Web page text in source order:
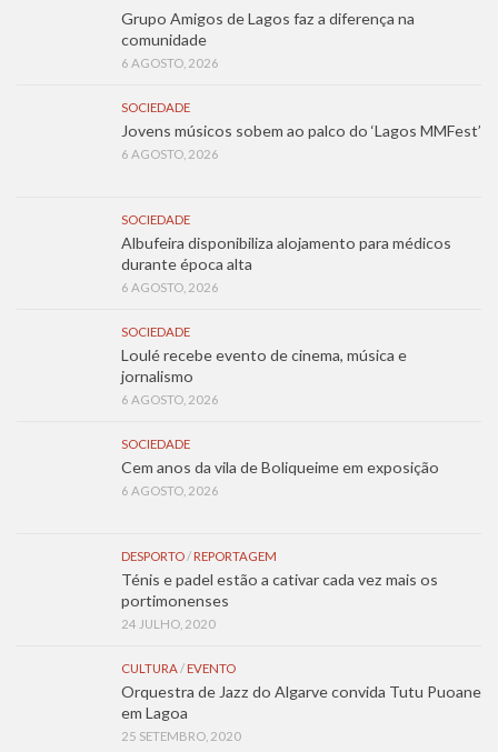
Grupo Amigos de Lagos faz a diferença na
comunidade
6 AGOSTO, 2026
SOCIEDADE
Jovens músicos sobem ao palco do ‘Lagos MMFest’
6 AGOSTO, 2026
SOCIEDADE
Albufeira disponibiliza alojamento para médicos
durante época alta
6 AGOSTO, 2026
SOCIEDADE
Loulé recebe evento de cinema, música e
jornalismo
6 AGOSTO, 2026
SOCIEDADE
Cem anos da vila de Boliqueime em exposição
6 AGOSTO, 2026
DESPORTO/ REPORTAGEM
Ténis e padel estão a cativar cada vez mais os
portimonenses
24 JULHO, 2020
CULTURA/ EVENTO
Orquestra de Jazz do Algarve convida Tutu Puoane
em Lagoa
25 SETEMBRO, 2020